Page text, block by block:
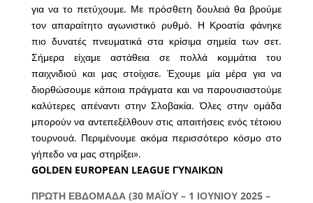
για να το πετύχουμε. Με πρόσθετη δουλειά θα βρούμε
τον απαραίτητο αγωνιστικό ρυθμό. Η Κροατία φάνηκε
πιο δυνατές πνευματικά στα κρίσιμα σημεία των σετ.
Σήμερα είχαμε αστάθεια σε πολλά κομμάτια του
παιχνιδιού και μας στοίχισε. Έχουμε μία μέρα για να
διορθώσουμε κάποια πράγματα και να παρουσιαστούμε
καλύτερες απέναντι στην Σλοβακία. Όλες στην ομάδα
μπορούν να αντεπεξέλθουν στις απαιτήσεις ενός τέτοιου
τουρνουά. Περιμένουμε ακόμα περισσότερο κόσμο στο
γήπεδο να μας στηρίξει».
GOLDEN EUROPEAN LEAGUE ΓΥΝΑΙΚΩΝ
ΠΡΩΤΗ ΕΒΔΟΜΑΔΑ (30 ΜΑΪΟΥ – 1 ΙΟΥΝΙΟΥ 2025 –